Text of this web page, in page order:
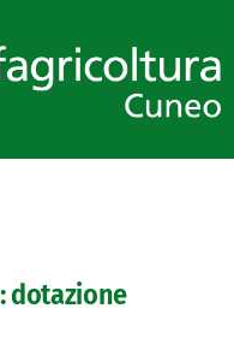
dotazione